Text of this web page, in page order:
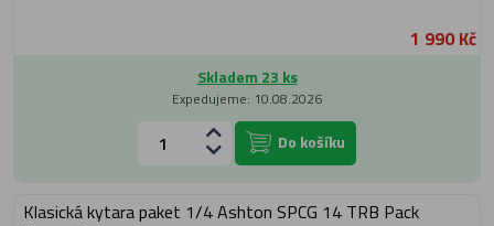
1 990 Kč
Skladem 23 ks
Expedujeme: 10.08.2026
Do košíku
Klasická kytara paket 1/4 Ashton SPCG 14 TRB Pack